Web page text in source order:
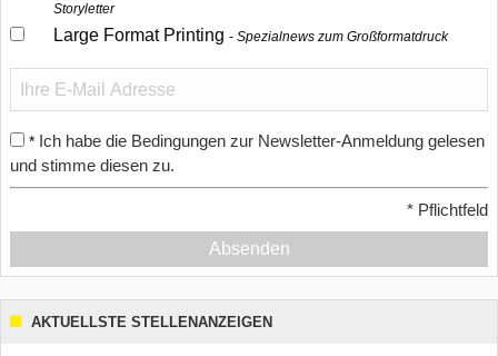
Storyletter
Large Format Printing Spezialnews zum Großformatdruck
* Ich habe die Bedingungen zur Newsletter-Anmeldung gelesen
und stimme diesen zu.
* Pflichtfeld
Absenden
AKTUELLSTE STELLENANZEIGEN